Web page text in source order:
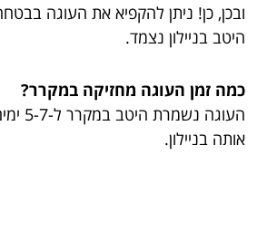
ובכן, כן! ניתן להקפיא את העוגה
היטב בניילון נצמד.
כמה זמן העוגה מחזיקה במקרר?
העוגה
אותה בניילון.